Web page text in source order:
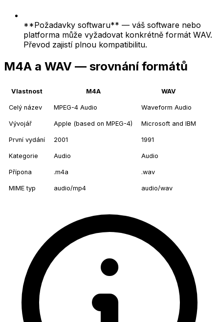
**Požadavky softwaru** — váš software nebo
platforma může vyžadovat konkrétně formát WAV.
Převod zajistí plnou kompatibilitu.
M4A a WAV — srovnání formátů
Vlastnost M4A WAV
Celý název MPEG-4 Audio Waveform Audio
Vývojář Apple (based on MPEG-4) Microsoft and IBM
První vydání 2001 1991
Kategorie Audio Audio
Přípona .m4a .wav
MIME typ audio/mp4 audio/wav